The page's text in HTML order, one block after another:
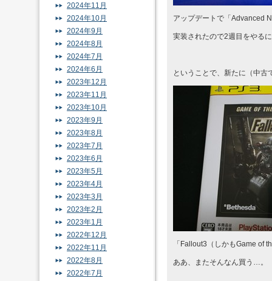
アップデートで「Advanced
実装されたので2週目をやる
ということで、新たに（中古
「Fallout3（しかもGame of
ああ、またそんなん買う…。
2024年11月
2024年10月
2024年9月
2024年8月
2024年7月
2024年6月
2023年12月
2023年11月
2023年10月
2023年9月
2023年8月
2023年7月
2023年6月
2023年5月
2023年4月
2023年3月
2023年2月
2023年1月
2022年12月
2022年11月
2022年8月
2022年7月